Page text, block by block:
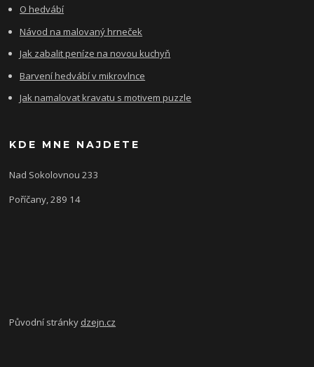
O hedvábí
Návod na malovaný hrneček
Jak zabalit peníze na novou kuchyň
Barvení hedvábí v mikrovlnce
Jak namalovat kravatu s motivem puzzle
KDE MNE NAJDETE
Nad Sokolovnou 233
Poříčany, 289 14
Původní stránky dzejn.cz